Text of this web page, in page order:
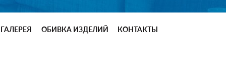
ГАЛЕРЕЯ ОБИВКА ИЗДЕЛИЙ КОНТАКТЫ